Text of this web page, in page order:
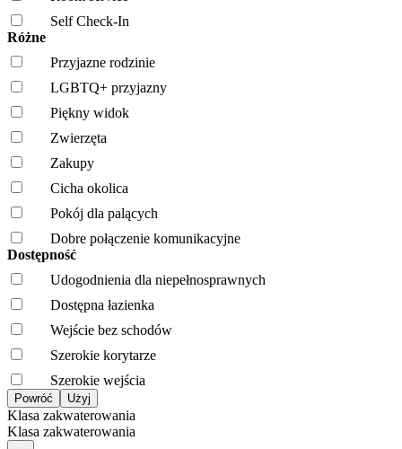
Self Check-In
Różne
Przyjazne rodzinie
LGBTQ+ przyjazny
Piękny widok
Zwierzęta
Zakupy
Cicha okolica
Pokój dla palących
Dobre połączenie komunikacyjne
Dostępność
Udogodnienia dla niepełnosprawnych
Dostępna łazienka
Wejście bez schodów
Szerokie korytarze
Szerokie wejścia
Klasa zakwaterowania
Klasa zakwaterowania